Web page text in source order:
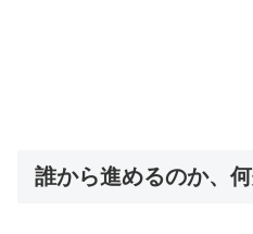
誰から進めるのか、